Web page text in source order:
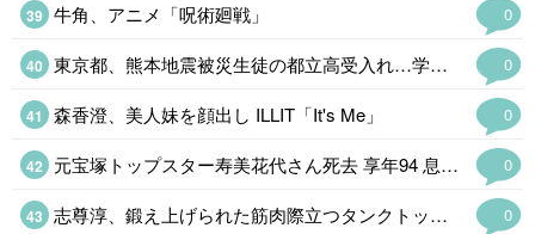
0
牛角、アニメ「呪術廻戦」
0
東京都、熊本地震被災生徒の都立高受入れ…学力検査
0
森香澄、美人妹を顔出し ILLIT「It's Me」
0
元宝塚トップスター寿美花代さん死去 享年94 息子・高嶋政宏&政伸がコメント…
0
志尊淳、鍛え上げられた筋肉際立つタンクトップ姿にファン歓喜「ギャップがす…